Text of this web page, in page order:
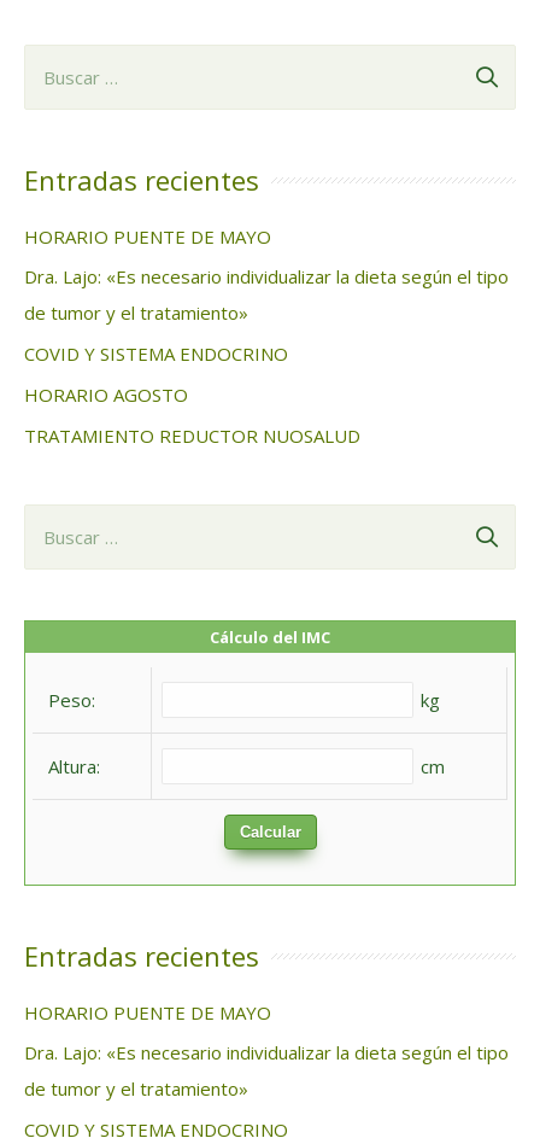
c
r
:
Entradas recientes
HORARIO PUENTE DE MAYO
Dra. Lajo: «Es necesario individualizar la dieta según el tipo
de tumor y el tratamiento»
COVID Y SISTEMA ENDOCRINO
HORARIO AGOSTO
TRATAMIENTO REDUCTOR NUOSALUD
Cálculo del IMC
Peso: kg
Altura: cm
Calcular
Entradas recientes
HORARIO PUENTE DE MAYO
Dra. Lajo: «Es necesario individualizar la dieta según el tipo
de tumor y el tratamiento»
COVID Y SISTEMA ENDOCRINO